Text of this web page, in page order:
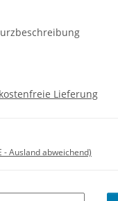
Lieferung
- Ausland abweichend)